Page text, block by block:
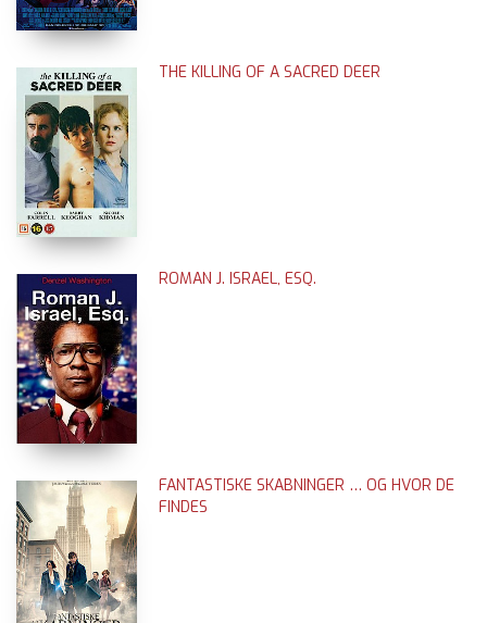
THE KILLING OF A SACRED DEER
ROMAN J. ISRAEL, ESQ.
FANTASTISKE SKABNINGER … OG HVOR DE
FINDES